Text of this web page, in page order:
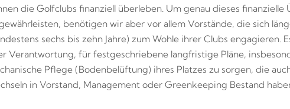
die Golfclubs finanziell überleben. Um genau dieses finanzielle
benötigen wir aber vor allem Vorstände, die sich
sechs bis zehn Jahre) zum Wohle ihrer Clubs engagieren.
Verantwortung, für festgeschriebene langfristige Pläne,
Pflege (Bodenbelüftung) ihres Platzes zu sorgen, die
in Vorstand, Management oder Greenkeeping Bestand